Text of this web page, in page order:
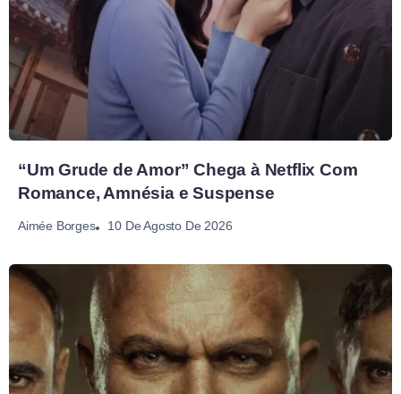
“Um Grude de Amor” Chega à Netflix Com
Romance, Amnésia e Suspense
Aimée Borges 10 De Agosto De 2026